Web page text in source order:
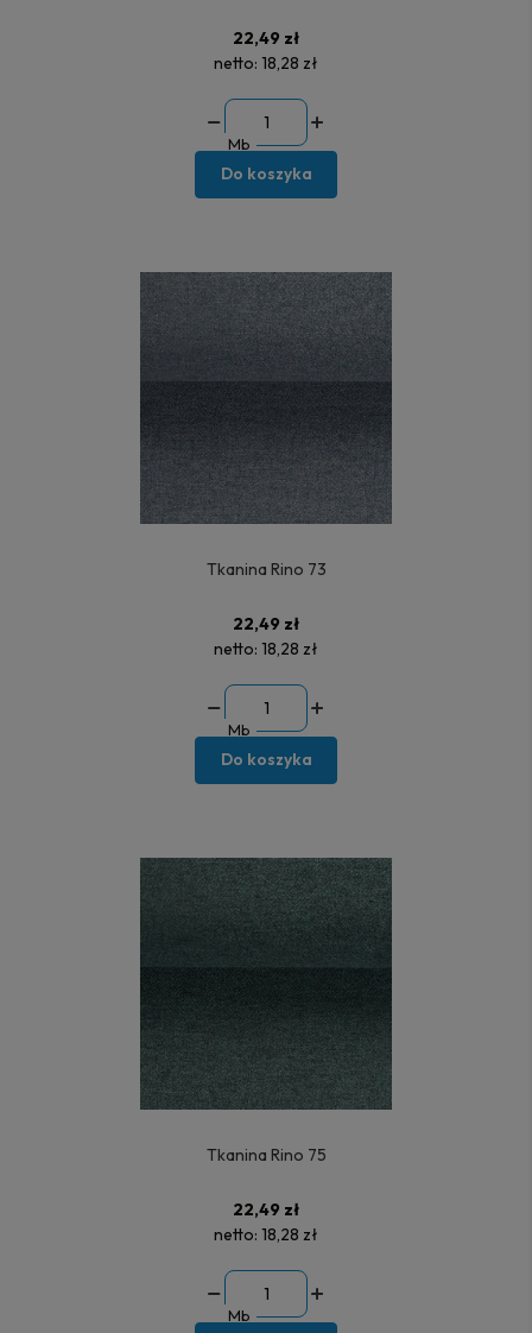
22,49 zł
netto: 18,28 zł
Mb
Do koszyka
Tkanina Rino 73
22,49 zł
netto: 18,28 zł
Mb
Do koszyka
Tkanina Rino 75
22,49 zł
netto: 18,28 zł
Mb